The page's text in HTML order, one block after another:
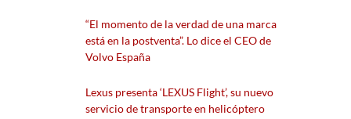
“El momento de la verdad de una marca
está en la postventa”. Lo dice el CEO de
Volvo España
Lexus presenta ‘LEXUS Flight’, su nuevo
servicio de transporte en helicóptero